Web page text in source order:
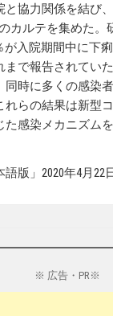
と協力関係を結び
カルテを集めた。
が入院期間中に下
まで報告されてい
同時に多くの感染
れらの結果は新型
た感染メカニズム
語版」2020年4月22
※ 広告・PR※